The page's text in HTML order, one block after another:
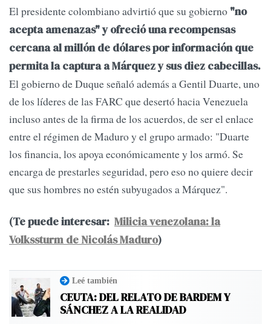
El presidente colombiano advirtió que su gobierno "no
acepta amenazas" y ofreció una recompensas
cercana al millón de dólares por información que
permita la captura a Márquez y sus diez cabecillas.
El gobierno de Duque señaló además a Gentil Duarte, uno
de los líderes de las FARC que desertó hacia Venezuela
incluso antes de la firma de los acuerdos, de ser el enlace
entre el régimen de Maduro y el grupo armado: "Duarte
los financia, los apoya económicamente y los armó. Se
encarga de prestarles seguridad, pero eso no quiere decir
que sus hombres no estén subyugados a Márquez".
(Te puede interesar: Milicia venezolana: la
Volkssturm de Nicolás Maduro)
Leé también
CEUTA: DEL RELATO DE BARDEM Y
SÁNCHEZ A LA REALIDAD